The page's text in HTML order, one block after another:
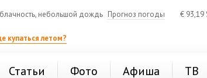
небольшой дождь Прогноз погоды € 93,19
купаться летом?
Статьи Фото Афиша ТВ